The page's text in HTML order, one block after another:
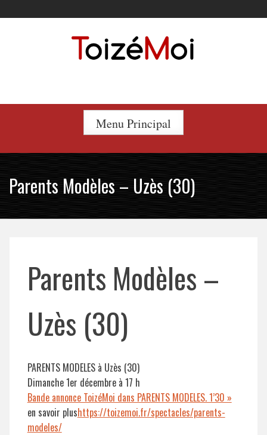
to
Menu Principal
Parents Modèles – Uzès (30)
Parents Modèles –
Uzès (30)
PARENTS MODELES à Uzès (30)
Dimanche 1er décembre à 17 h
Bande annonce ToizéMoi dans PARENTS MODELES. 1’30 »
en savoir plushttps://toizemoi.fr/spectacles/parents-
modeles/